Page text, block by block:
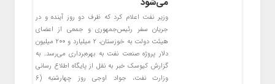
وزیر نفت اعلام کرد که ظرف دو روز آینده و در
جریان سفر رئیس‌جمهوری و جمعی از اعضای
هیئت دولت به خوزستان، ۲ میلیارد و ۲۰۰ میلیون
دلار پروژه صنعت نفت به بهره‌برداری می‌رسد. به
گزارش کیوسک خبر به نقل از پایگاه اطلاع رسانی
وزارت نفت، جواد اوجی روز چهارشنبه (۶